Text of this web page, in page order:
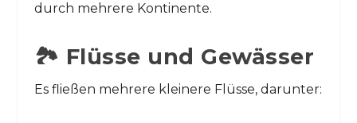
durch mehrere Kontinente.
🏞️ Flüsse und Gewässer
Es fließen mehrere kleinere Flüsse, darunter: